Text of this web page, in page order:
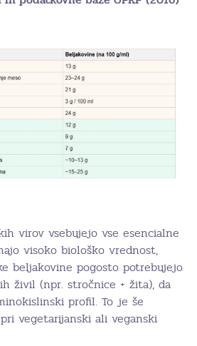
virov vsebujejo vse esencialne
visoko biološko vrednost,
beljakovine pogosto potrebujejo
živil (npr. stročnice + žita), da
profil. To je še
vegetarijanski ali veganski